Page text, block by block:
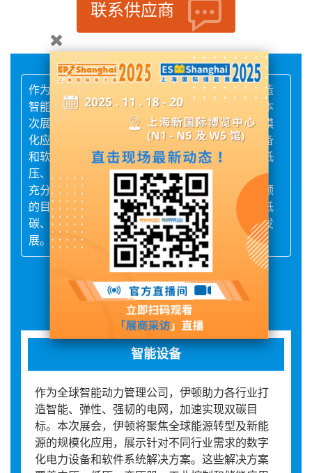
联系供应商
作为全球智能动力管理公司，伊顿助力各行业打造
智能、弹性、强韧的电网，加速实现双碳目标。本
次展会，伊顿将聚焦全球能源转型及新能源的规模
化应用，展示针对不同行业需求的数字化电力设备
和软件系统解决方案。这些解决方案覆盖中压、低
压、变压器、工业控制和储能应用等全链路产品，
充分适配未来智能配电网的构建及运行需求。伊顿
的目标是帮助更多行业客户从供需双侧打造清洁低
碳、安全高效的能源体系，推动全社会的可持续发
展。
展品详情
智能设备
作为全球智能动力管理公司，伊顿助力各行业打
造智能、弹性、强韧的电网，加速实现双碳目
标。本次展会，伊顿将聚焦全球能源转型及新能
源的规模化应用，展示针对不同行业需求的数字
化电力设备和软件系统解决方案。这些解决方案